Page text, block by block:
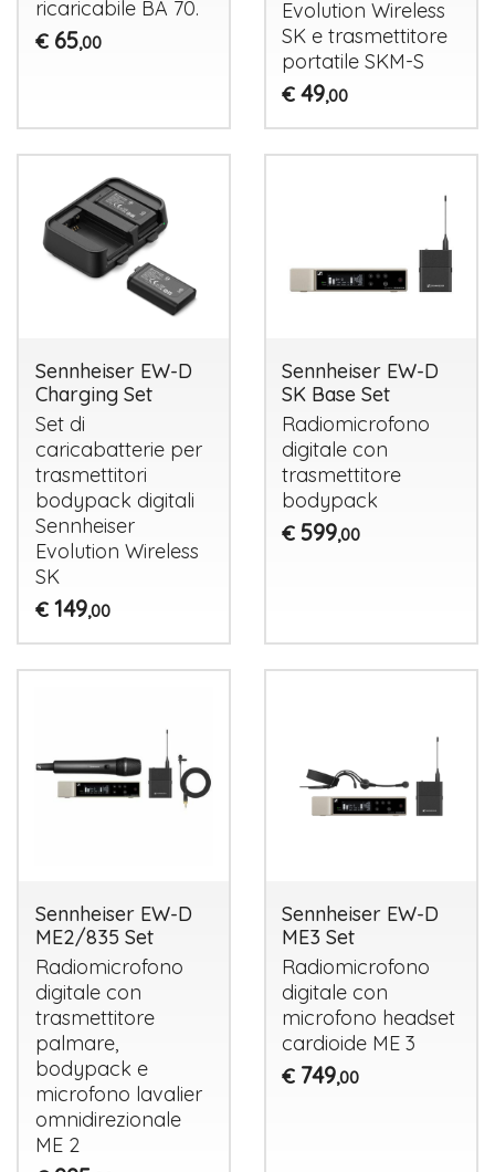
ricaricabile BA 70.
€ 65,00
Evolution Wireless
SK e trasmettitore
portatileSKM-S
€ 49,00
Sennheiser EW-D
Charging Set
Set di
caricabatterie per
trasmettitori
bodypack digitali
Sennheiser
Evolution Wireless
SK
€ 149,00
Sennheiser EW-D
SK Base Set
Radiomicrofono
digitale con
trasmettitore
bodypack
€ 599,00
Sennheiser EW-D
ME2/835 Set
Radiomicrofono
digitale con
trasmettitore
palmare,
bodypack e
microfono lavalier
omnidirezionale
ME 2
Sennheiser EW-D
ME3 Set
Radiomicrofono
digitale con
microfono headset
cardioide ME 3
€ 749,00